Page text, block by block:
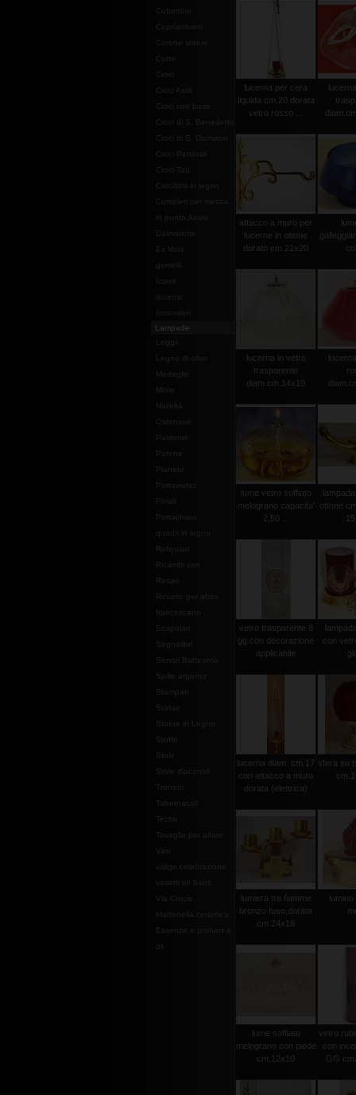
Copertine
Copriamboni
Corone statue
Cotte
Croci
Croci Astili
Croci con base
Croci di S. Benedetto
Croci di S. Damiano
Croci Pettorali
Croci Tau
Crocifissi in legno
Completi per messa
in punto Assisi
Dalmatiche
Ex Voto
gemelli
Lampade
Leggii
Legno di olivo
Medaglie
Mitrie
Natività
Ostensori
Pastorali
Patene
Pianete
Portaviatici
Piviali
Portachiavi
quadri in legno
Reliquiari
Ricambi vari
Rosari
Rosario per abito
francescano
Scapolari
Segnalibri
Servizi Battesimo
Spille argento
Stampati
Statue
Statue in Legno
Stoffe
Stole
Stole diaconali
Tabernacoli
valige celebrazione
Mattonella ceramica
Essenze e profumi e
lucerna per cera
liquida cm.20 dorata
vetro rosso ...
attacco a muro per
lucerne in ottone
dorato cm.21x20
lucerna in vetro
trasparente
diam.cm.14x10
lume vetro soffiato
melograno capacita'
2,50 ...
ottone
vetro trasparente 8
gg con decorazione
applicabile
con
lucerna diam. cm.17
con attacco a muro
dorata (elettrica)
sfera su
lumiera tre fiamme
bronzo fuso,dorata
cm.24x18
lume soffiato
melograno con piede
cm.12x10
vetro
con
GG